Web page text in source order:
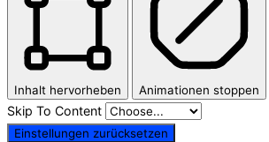
Inhalt hervorheben Animationen stoppen
Skip To Content
Einstellungen zurücksetzen